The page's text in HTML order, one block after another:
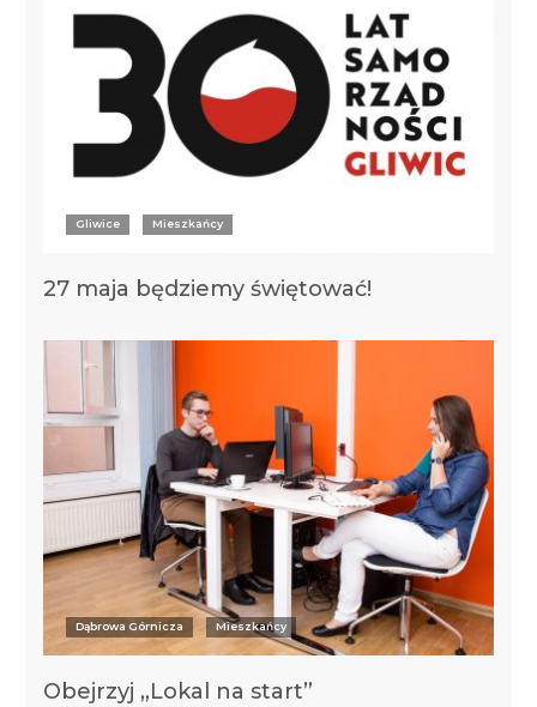
Gliwice Mieszkańcy
27 maja będziemy świętować!
Dąbrowa Górnicza Mieszkańcy
Obejrzyj „Lokal na start”